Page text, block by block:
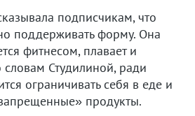
подписчикам, что
поддерживать форму. Она
фитнесом, плавает и
Студилиной, ради
ограничивать себя в еде и
продукты.